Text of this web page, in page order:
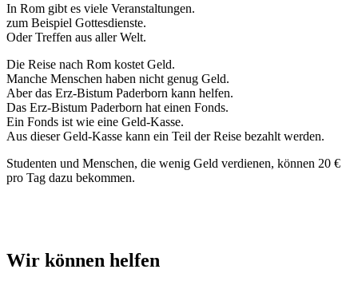
In Rom gibt es viele Veranstaltungen.
zum Beispiel Gottesdienste.
Oder Treffen aus aller Welt.
Die Reise nach Rom kostet Geld.
Manche Menschen haben nicht genug Geld.
Aber das Erz-Bistum Paderborn kann helfen.
Das Erz-Bistum Paderborn hat einen Fonds.
Ein Fonds ist wie eine Geld-Kasse.
Aus dieser Geld-Kasse kann ein Teil der Reise bezahlt werden.
Studenten und Menschen, die wenig Geld verdienen, können 20 €
pro Tag dazu bekommen.
Wir können helfen